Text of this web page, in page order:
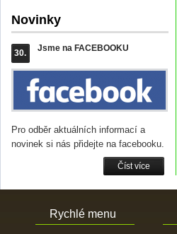
Novinky
30. Jsme na FACEBOOKU
Pro odběr aktuálních informací a
novinek si nás přidejte na facebooku.
Číst více
Rychlé menu